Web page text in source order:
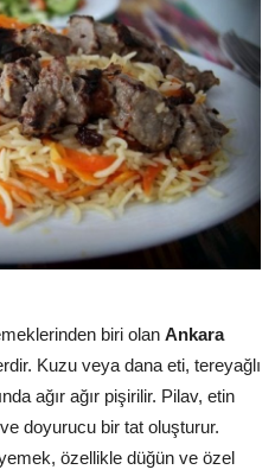
biri olan Ankara
Kuzu veya dana eti, tereyağlı
ağır ağır pişirilir. Pilav, etin
doyurucu bir tat oluşturur.
özellikle düğün ve özel